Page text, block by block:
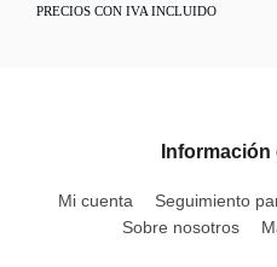
PRECIOS CON IVA INCLUIDO
Información
Mi cuenta
Seguimiento
Sobre nosotros